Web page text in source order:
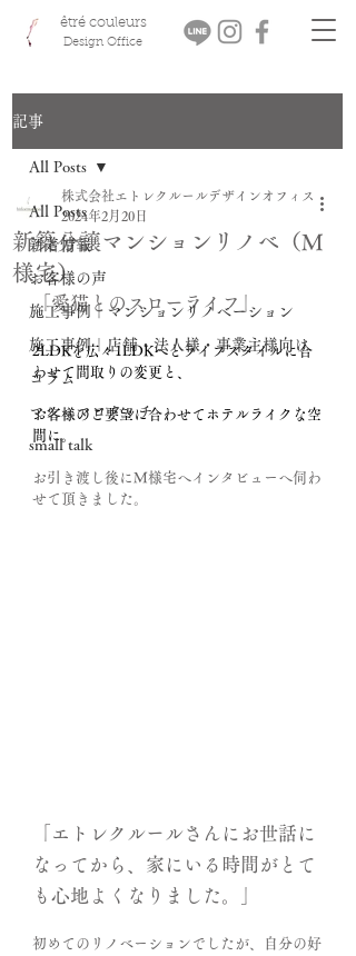
êtré couleurs
Design Office
記事
All Posts
新着情報
お客様の声
施工事例｜マンションリノベーション
施工事例｜店舗・法人様・事業主様向け
コラム
マシュマロタッチ
small talk
All Posts
新築分譲マンションリノベ（M
様宅）
株式会社エトレクルールデザインオフィス
2024年2月20日
「愛猫とのスローライフ」
2LDKを広々1LDKへとライフスタイルに合
わせて間取りの変更と、
お客様のご要望に合わせてホテルライクな空
間に。
お引き渡し後にM様宅へインタビューへ伺わ
せて頂きました。
「エトレクルールさんにお世話に
なってから、家にいる時間がとて
も心地よくなりました。」
初めてのリノベーションでしたが、自分の好